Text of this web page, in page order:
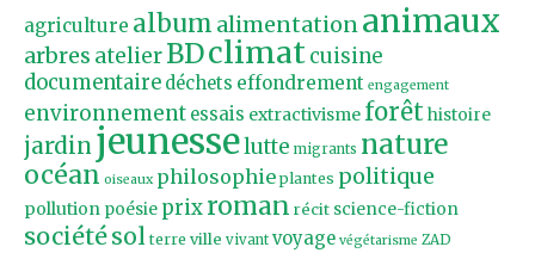
agriculture album alimentationanimaux
arbres atelierBDclimatcuisine
documentaire déchets effondrement engagement
environnement essais extractivisme forêthistoire
jardin jeunesselutte migrants nature
océan oiseaux philosophie plantes politique
pollution poésie prixroman récit science-fiction
sociétésol terre ville vivant voyage végétarisme ZAD